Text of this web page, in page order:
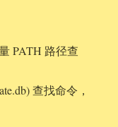
PATH 路径查
查找命令，